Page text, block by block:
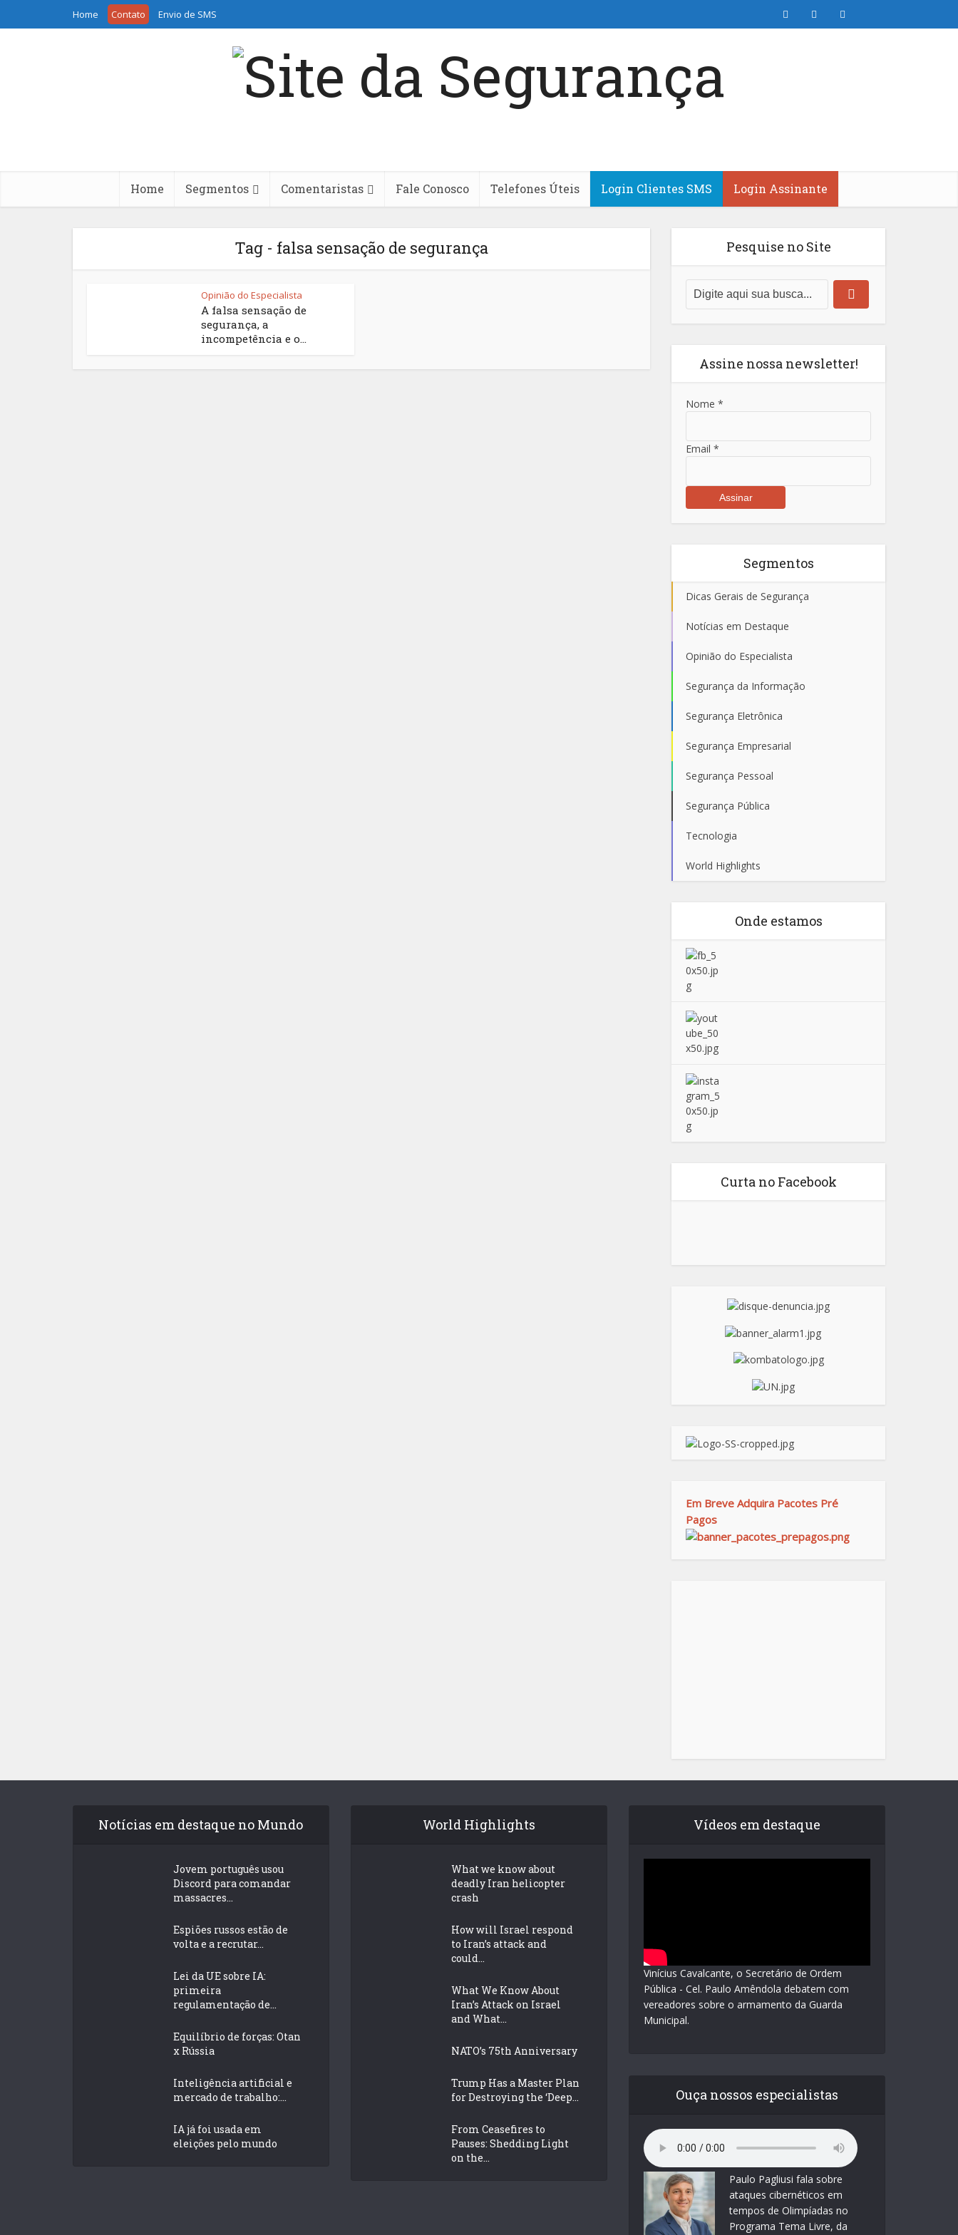
Home Contato Envio de SMS
Home Segmentos Comentaristas Fale Conosco Telefones Úteis Login Clientes SMS Login Assinante
Tag - falsa sensação de segurança
Opinião do Especialista
A falsa sensação de
segurança, a
incompetência e o...
Pesquise no Site
Assine nossa newsletter!
Nome *
Email *
Segmentos
Dicas Gerais de Segurança
Notícias em Destaque
Opinião do Especialista
Segurança da Informação
Segurança Eletrônica
Segurança Empresarial
Segurança Pessoal
Segurança Pública
Tecnologia
World Highlights
Onde estamos
Curta no Facebook
Em Breve Adquira Pacotes Pré
Pagos
Notícias em destaque no Mundo
Jovem português usou
Discord para comandar
massacres...
Espiões russos estão de
volta e a recrutar...
Lei da UE sobre IA:
primeira
regulamentação de...
Equilíbrio de forças: Otan
x Rússia
Inteligência artificial e
mercado de trabalho:...
IA já foi usada em
eleições pelo mundo
World Highlights
What we know about
deadly Iran helicopter
crash
How will Israel respond
to Iran’s attack and
could...
What We Know About
Iran’s Attack on Israel
and What...
NATO’s 75th Anniversary
Trump Has a Master Plan
for Destroying the ‘Deep...
From Ceasefires to
Pauses: Shedding Light
on the...
Vídeos em destaque
Vinícius Cavalcante, o Secretário de Ordem
Pública - Cel. Paulo Amêndola debatem com
vereadores sobre o armamento da Guarda
Municipal.
Ouça nossos especialistas
Paulo Pagliusi fala sobre
ataques cibernéticos em
tempos de Olimpíadas no
Programa Tema Livre, da